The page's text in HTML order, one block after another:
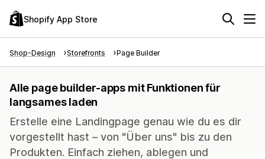
Shopify App Store
Shop-Design Storefronts Page Builder
Alle page builder-apps mit Funktionen für
langsames laden
Erstelle eine Landingpage genau wie du es dir
vorgestellt hast – von "Über uns" bis zu den
Produkten. Einfach ziehen, ablegen und